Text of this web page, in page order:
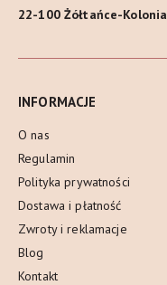
22-100 Żółtańce-Kolonia
INFORMACJE
O nas
Regulamin
Polityka prywatności
Dostawa i płatność
Zwroty i reklamacje
Blog
Kontakt